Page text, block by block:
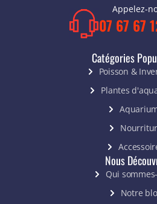
Appelez-
07 67 67
Catégories
Poisson &
Plantes
Nous
Qui
Notre